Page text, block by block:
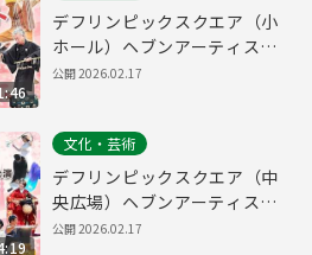
デフリンピックスクエア（小
ホール）ヘブンアーティスト
公演
公開2026.02.17
文化・芸術
デフリンピックスクエア（中
央広場）ヘブンアーティスト
公演
公開2026.02.17